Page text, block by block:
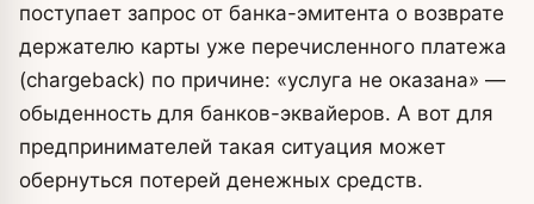
поступает запрос от банка-эмитента о возврате
держателю карты уже перечисленного платежа
(chargeback) по причине: «услуга не оказана» —
обыденность для банков-эквайеров. А вот для
предпринимателей такая ситуация может
обернуться потерей денежных средств.